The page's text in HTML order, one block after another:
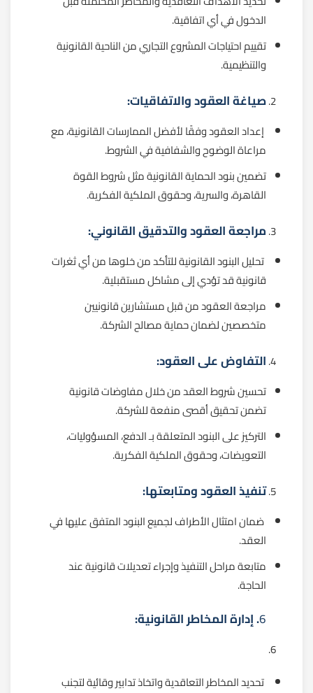
الدخول في أي اتفاقية.
تقييم احتياجات المشروع التجاري من الناحية القانونية
والتنظيمية.
صياغة العقود والاتفاقيات:
إعداد العقود وفقًا لأفضل الممارسات القانونية، مع
مراعاة الوضوح والشفافية في الشروط.
تضمين بنود الحماية القانونية مثل شروط القوة
القاهرة، والسرية، وحقوق الملكية الفكرية.
مراجعة العقود والتدقيق القانوني:
تحليل البنود القانونية للتأكد من خلوها من أي ثغرات
قانونية قد تؤدي إلى مشاكل مستقبلية.
مراجعة العقود من قبل مستشارين قانونيين
متخصصين لضمان حماية مصالح الشركة.
التفاوض على العقود:
تحسين شروط العقد من خلال مفاوضات قانونية
تضمن تحقيق أقصى منفعة للشركة.
التركيز على البنود المتعلقة بـ الدفع، المسؤوليات،
التعويضات، وحقوق الملكية الفكرية.
تنفيذ العقود ومتابعتها:
ضمان امتثال الأطراف لجميع البنود المتفق عليها في
العقد.
متابعة مراحل التنفيذ وإجراء تعديلات قانونية عند
الحاجة.
6. إدارة المخاطر القانونية:
تحديد المخاطر التعاقدية واتخاذ تدابير وقائية لتجنب